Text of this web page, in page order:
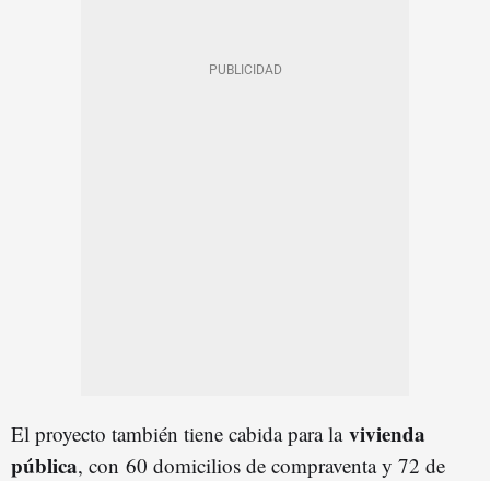
El proyecto también tiene cabida para la vivienda
pública, con 60 domicilios de compraventa y 72 de